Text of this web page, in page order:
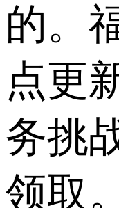
的。
点更
务挑
领取